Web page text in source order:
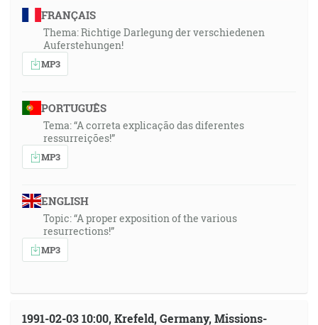
FRANÇAIS
Thema: Richtige Darlegung der verschiedenen
Auferstehungen!
MP3
PORTUGUÊS
Tema: “A correta explicação das diferentes
ressurreições!”
MP3
ENGLISH
Topic: “A proper exposition of the various
resurrections!”
MP3
1991-02-03 10:00, Krefeld, Germany, Missions-